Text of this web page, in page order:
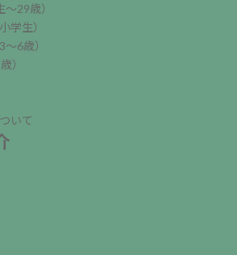
29歳）
学生）
6歳）
）
いて